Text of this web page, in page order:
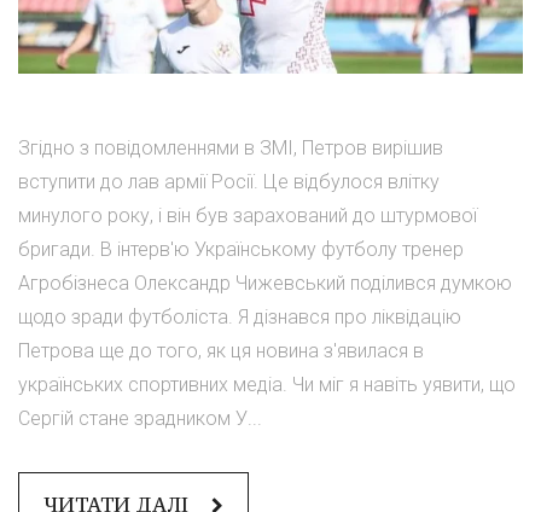
Згідно з повідомленнями в ЗМІ, Петров вирішив
вступити до лав армії Росії. Це відбулося влітку
минулого року, і він був зарахований до штурмової
бригади. В інтерв'ю Українському футболу тренер
Агробізнеса Олександр Чижевський поділився думкою
щодо зради футболіста. Я дізнався про ліквідацію
Петрова ще до того, як ця новина з'явилася в
українських спортивних медіа. Чи міг я навіть уявити, що
Сергій стане зрадником У...
ЧИТАТИ ДАЛІ